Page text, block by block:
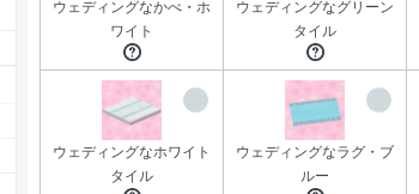
ウェディングなかべ・ホ
ワイト
ウェディングなグリーン
タイル
ウェディングなホワイト
タイル
ウェディングなラグ・ブ
ルー